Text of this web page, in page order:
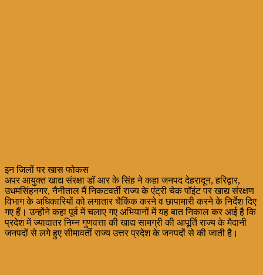
इन जिलों पर खास फोकस
अपर आयुक्त खाद्य संरक्षा डॉ आर के सिंह ने कहा जनपद देहरादून, हरिद्वार,
उधमसिंहनगर, नैनीताल मैं निकटवर्ती राज्य के एंट्री चेक पॉइंट पर खाद्य संरक्षण
विभाग के अधिकारियों को लगातार चैकिंक करने व छापामारी करने के निर्देश दिए
गए हैं। उन्होंने कहा पूर्व में चलाए गए अभियानों में यह बात निकाल कर आई है कि
प्रदेश में ज्यादातर निम्न गुणवत्ता की खाद्य सामग्री की आपूर्ति राज्य के मैदानी
जनपदों से लगे हुए सीमावर्ती राज्य उत्तर प्रदेश के जनपदों से की जाती है।